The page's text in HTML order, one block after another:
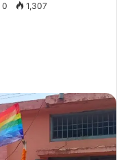
0 1,307